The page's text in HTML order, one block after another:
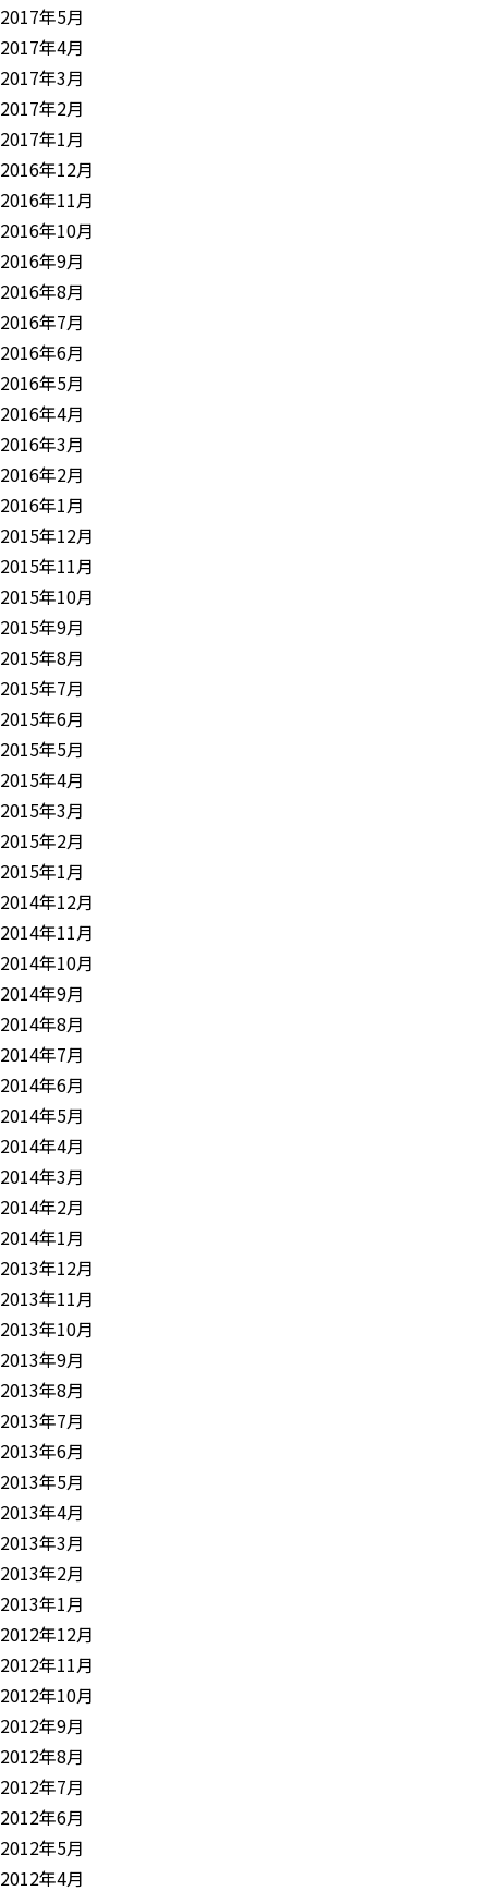
2017年5月
2017年4月
2017年3月
2017年2月
2017年1月
2016年12月
2016年11月
2016年10月
2016年9月
2016年8月
2016年7月
2016年6月
2016年5月
2016年4月
2016年3月
2016年2月
2016年1月
2015年12月
2015年11月
2015年10月
2015年9月
2015年8月
2015年7月
2015年6月
2015年5月
2015年4月
2015年3月
2015年2月
2015年1月
2014年12月
2014年11月
2014年10月
2014年9月
2014年8月
2014年7月
2014年6月
2014年5月
2014年4月
2014年3月
2014年2月
2014年1月
2013年12月
2013年11月
2013年10月
2013年9月
2013年8月
2013年7月
2013年6月
2013年5月
2013年4月
2013年3月
2013年2月
2013年1月
2012年12月
2012年11月
2012年10月
2012年9月
2012年8月
2012年7月
2012年6月
2012年5月
2012年4月